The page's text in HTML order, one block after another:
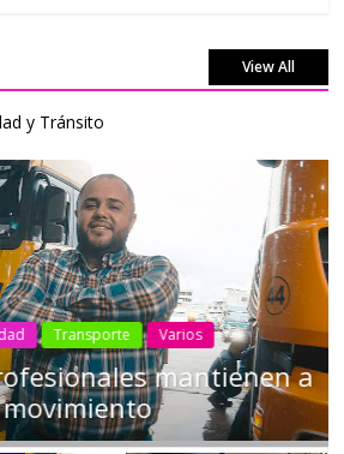
View All
y Tránsito
Transporte Varios
mantienen a